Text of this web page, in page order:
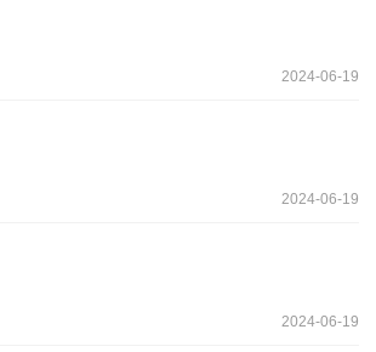
2024-06-19
2024-06-19
2024-06-19